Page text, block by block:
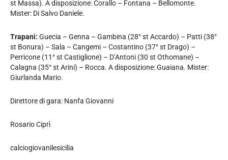
st Massa). A disposizione: Corallo – Fontana – Bellomonte.
Mister: Di Salvo Daniele.
Trapani: Guecia – Genna – Gambina (28° st Accardo) – Patti (38°
st Bonura) – Sala – Cangemi – Costantino (37° st Drago) –
Perricone (11° st Castiglione) – D’Antoni (30 st Othomane) –
Calagna (35° st Arini) – Rocca. A disposizione: Guaiana. Mister:
Giurlanda Mario.
Direttore di gara: Nanfa Giovanni
Rosario Ciprì
calciogiovanilesicilia